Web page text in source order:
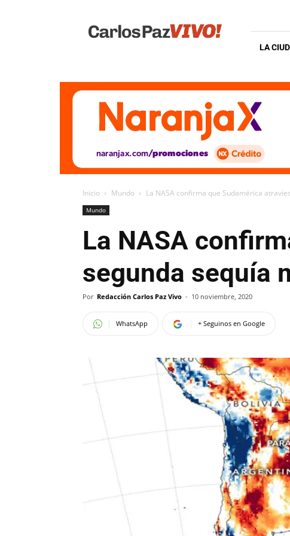
Vivo
LA
Inicio Mundo La NASA confirma que Sudamérica
Mundo
La NASA
segunda sequía
Por Redacción Carlos Paz Vivo - 10 noviembre, 2020
WhatsApp + Seguinos en Google